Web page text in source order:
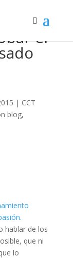
el
| CCT
blog,
hablar de los
que ni
lo